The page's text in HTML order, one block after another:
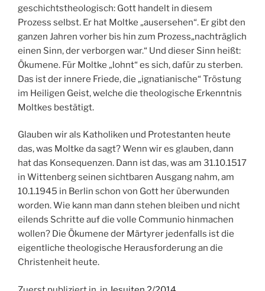
geschichtstheologisch: Gott handelt in diesem
Prozess selbst. Er hat Moltke „ausersehen“. Er gibt den
ganzen Jahren vorher bis hin zum Prozess„nachträglich
einen Sinn, der verborgen war.“ Und dieser Sinn heißt:
Ökumene. Für Moltke „lohnt“ es sich, dafür zu sterben.
Das ist der innere Friede, die „ignatianische“ Tröstung
im Heiligen Geist, welche die theologische Erkenntnis
Moltkes bestätigt.
Glauben wir als Katholiken und Protestanten heute
das, was Moltke da sagt? Wenn wir es glauben, dann
hat das Konsequenzen. Dann ist das, was am 31.10.1517
in Wittenberg seinen sichtbaren Ausgang nahm, am
10.1.1945 in Berlin schon von Gott her überwunden
worden. Wie kann man dann stehen bleiben und nicht
eilends Schritte auf die volle Communio hinmachen
wollen? Die Ökumene der Märtyrer jedenfalls ist die
eigentliche theologische Herausforderung an die
Christenheit heute.